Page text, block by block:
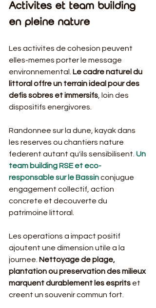
Activites et team building
en pleine nature
Les activites de cohesion peuvent
elles-memes porter le message
environnemental. Le cadre naturel du
littoral offre un terrain ideal pour des
defis sobres et immersifs, loin des
dispositifs energivores.
Randonnee sur la dune, kayak dans
les reserves ou chantiers nature
federent autant qu'ils sensibilisent. Un
team building RSE et eco-
responsable sur le Bassin conjugue
engagement collectif, action
concrete et decouverte du
patrimoine littoral.
Les operations a impact positif
ajoutent une dimension utile a la
journee. Nettoyage de plage,
plantation ou preservation des milieux
marquent durablement les esprits et
creent un souvenir commun fort.